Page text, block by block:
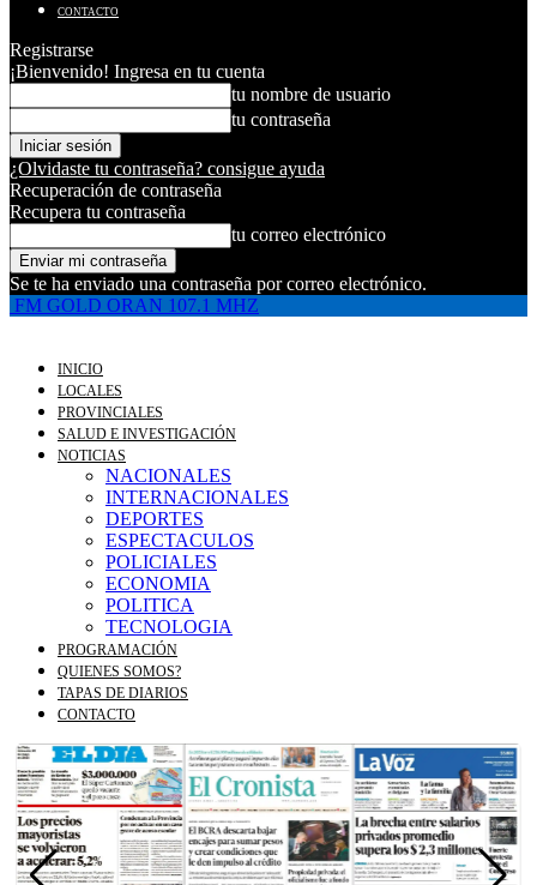
CONTACTO
Registrarse
¡Bienvenido! Ingresa en tu cuenta
tu nombre de usuario
tu contraseña
¿Olvidaste tu contraseña? consigue ayuda
Recuperación de contraseña
Recupera tu contraseña
tu correo electrónico
Se te ha enviado una contraseña por correo electrónico.
FM GOLD ORAN 107.1 MHZ
INICIO
LOCALES
PROVINCIALES
SALUD E INVESTIGACIÓN
NOTICIAS
NACIONALES
INTERNACIONALES
DEPORTES
ESPECTACULOS
POLICIALES
ECONOMIA
POLITICA
TECNOLOGIA
PROGRAMACIÓN
QUIENES SOMOS?
TAPAS DE DIARIOS
CONTACTO